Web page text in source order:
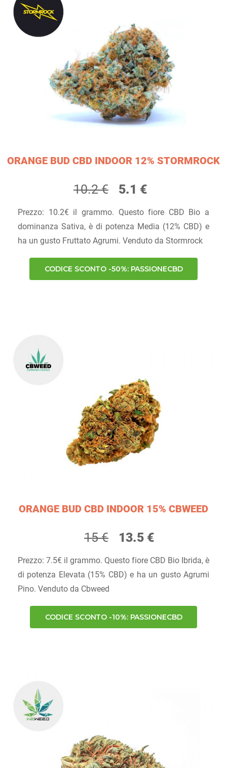
ORANGE BUD CBD INDOOR 12% STORMROCK
10.2 € 5.1 €
Prezzo: 10.2€ il grammo. Questo fiore CBD Bio a
dominanza Sativa, è di potenza Media (12% CBD) e
ha un gusto Fruttato Agrumi. Venduto da Stormrock
CODICE SCONTO -50%: PASSIONECBD
ORANGE BUD CBD INDOOR 15% CBWEED
15 € 13.5 €
Prezzo: 7.5€ il grammo. Questo fiore CBD Bio Ibrida, è
di potenza Elevata (15% CBD) e ha un gusto Agrumi
Pino. Venduto da Cbweed
CODICE SCONTO -10%: PASSIONECBD